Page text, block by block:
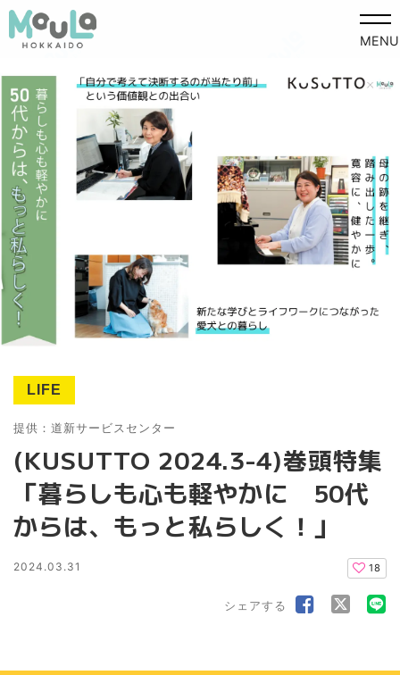
MENU
LIFE
提供：道新サービスセンター
(KUSUTTO 2024.3-4)巻頭特集
「暮らしも心も軽やかに 50代
からは、もっと私らしく！」
2024.03.31 18
シェアする